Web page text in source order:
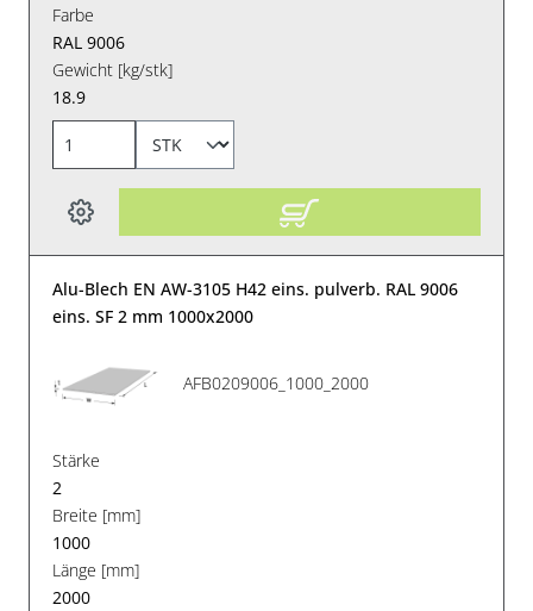
Farbe
RAL 9006
Gewicht [kg/stk]
18.9
Alu-Blech EN AW-3105 H42 eins. pulverb. RAL 9006
eins. SF 2 mm 1000x2000
AFB0209006_1000_2000
Stärke
2
Breite [mm]
1000
Länge [mm]
2000